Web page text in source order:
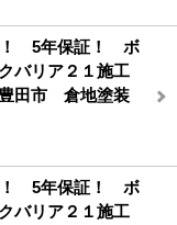
！ 5年保証！ ボ
バリア２１施工
豊田市 倉地塗装
！ 5年保証！ ボ
バリア２１施工